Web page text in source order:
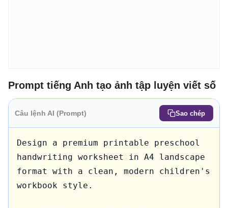
Prompt tiếng Anh tạo ảnh tập luyện viết số
Câu lệnh AI (Prompt) Sao chép
Design a premium printable preschool
handwriting worksheet in A4 landscape
format with a clean, modern children's
workbook style.